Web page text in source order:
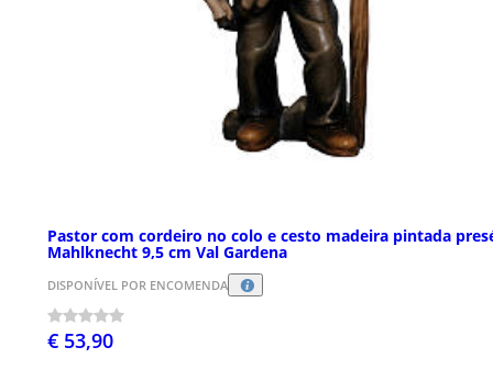
Pastor com cordeiro no colo e cesto madeira pintada
Mahlknecht 9,5 cm Val Gardena
DISPONÍVEL POR ENCOMENDA
€ 53,90